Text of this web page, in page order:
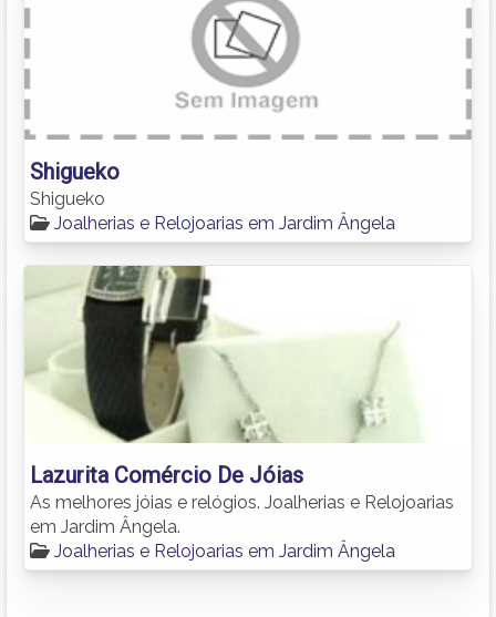
Shigueko
Shigueko
Joalherias e Relojoarias em Jardim Ângela
Lazurita Comércio De Jóias
As melhores jóias e relógios. Joalherias e Relojoarias
em Jardim Ângela.
Joalherias e Relojoarias em Jardim Ângela